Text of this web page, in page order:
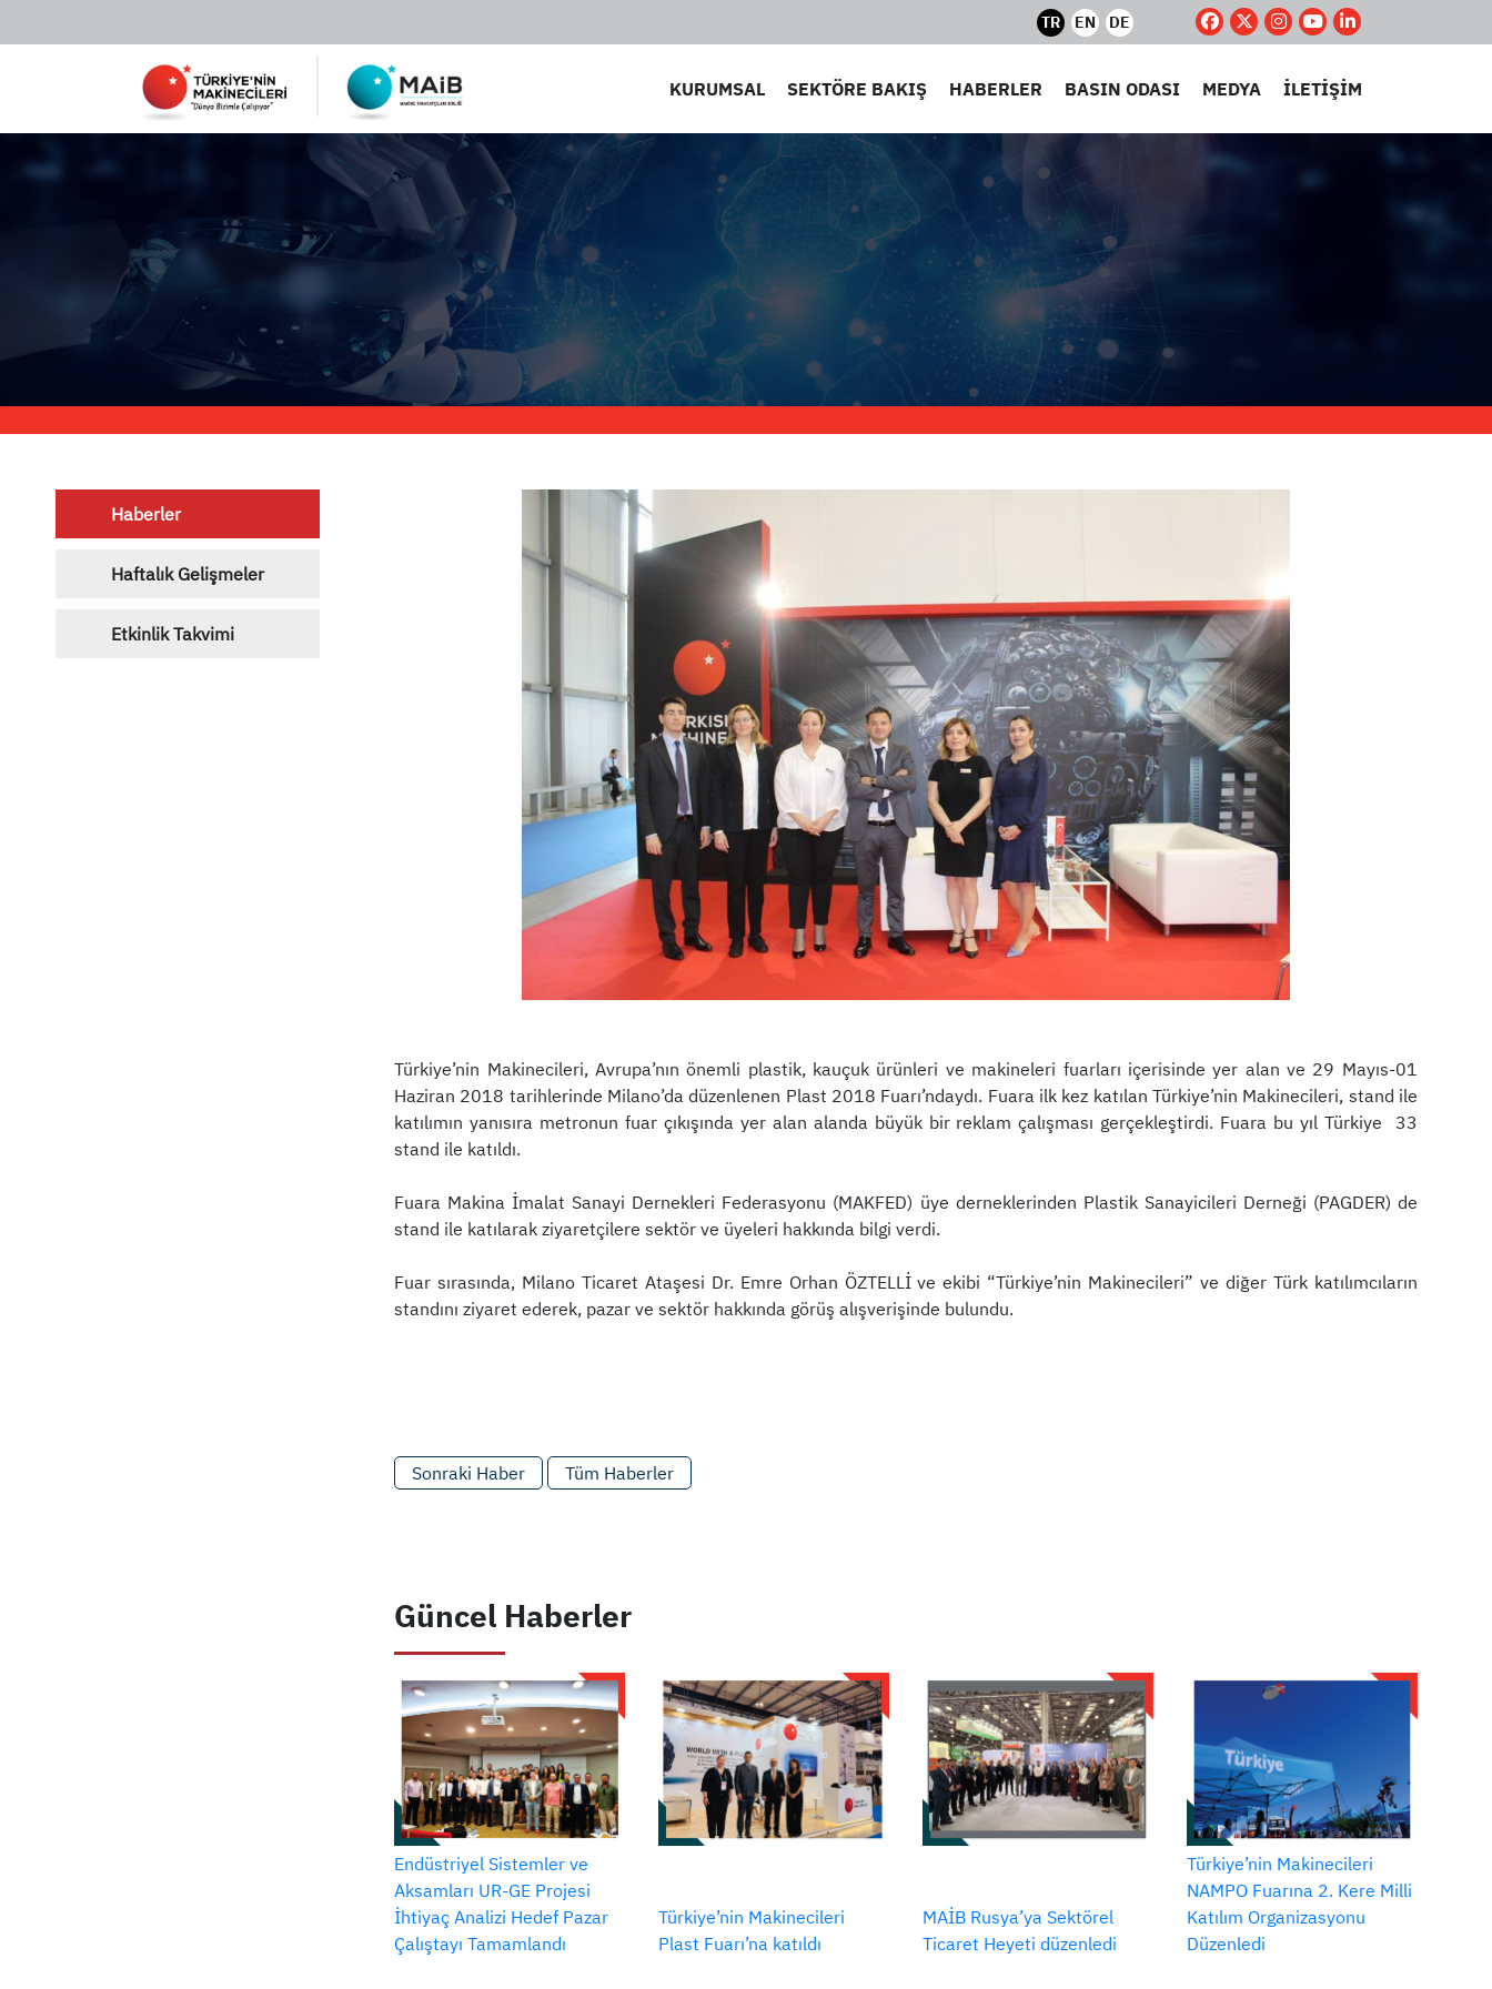
TR EN DE
KURUMSAL SEKTÖRE BAKIŞ HABERLER BASIN ODASI MEDYA İLETİŞİM
Haberler
Haftalık Gelişmeler
Etkinlik Takvimi
Türkiye’nin Makinecileri, Avrupa’nın önemli plastik, kauçuk ürünleri ve makineleri fuarları içerisinde yer alan ve 29 Mayıs-01
Haziran 2018 tarihlerinde Milano’da düzenlenen Plast 2018 Fuarı’ndaydı. Fuara ilk kez katılan Türkiye’nin Makinecileri, stand ile
katılımın yanısıra metronun fuar çıkışında yer alan alanda büyük bir reklam çalışması gerçekleştirdi. Fuara bu yıl Türkiye 33
stand ile katıldı.
Fuara Makina İmalat Sanayi Dernekleri Federasyonu (MAKFED) üye derneklerinden Plastik Sanayicileri Derneği (PAGDER) de
stand ile katılarak ziyaretçilere sektör ve üyeleri hakkında bilgi verdi.
Fuar sırasında, Milano Ticaret Ataşesi Dr. Emre Orhan ÖZTELLİ ve ekibi “Türkiye’nin Makinecileri” ve diğer Türk katılımcıların
standını ziyaret ederek, pazar ve sektör hakkında görüş alışverişinde bulundu.
Sonraki Haber Tüm Haberler
Güncel Haberler
Endüstriyel Sistemler ve
Aksamları UR-GE Projesi
İhtiyaç Analizi Hedef Pazar
Çalıştayı Tamamlandı
Türkiye’nin Makinecileri
Plast Fuarı’na katıldı
MAİB Rusya’ya Sektörel
Ticaret Heyeti düzenledi
Türkiye’nin Makinecileri
NAMPO Fuarına 2. Kere Milli
Katılım Organizasyonu
Düzenledi